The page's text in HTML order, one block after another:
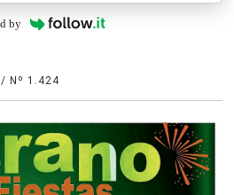
by
Nº 1.424